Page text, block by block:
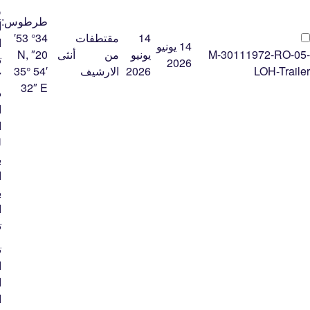
M-30111972-RO-05-
LOH-Trailer
14 يونيو
2026
14
يونيو
2026
مقتطفات
من
الارشيف
أنثى
طرطوس:
34° 53′
20″ N,
35° 54′
32″ E